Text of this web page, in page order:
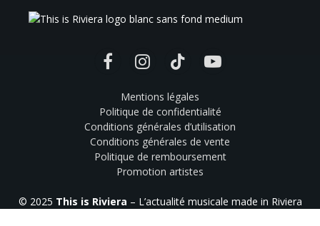
FacebookInstagramTikTok YouTube
Mentions légales
Politique de confidentialité
Conditions générales d’utilisation
Conditions générales de vente
Politique de remboursement
Promotion artistes
© 2025 This is Riviera – L’actualité musicale made in Riviera